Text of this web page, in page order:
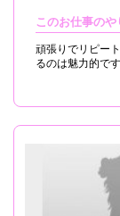
このお仕事のや
頑張りでリピー
るのは魅力的で